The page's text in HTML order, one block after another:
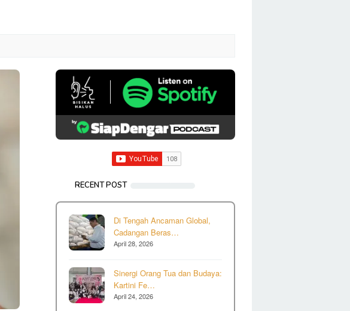
RECENT POST
Di Tengah Ancaman Global,
Cadangan Beras…
April 28, 2026
Sinergi Orang Tua dan Budaya:
Kartini Fe…
April 24, 2026